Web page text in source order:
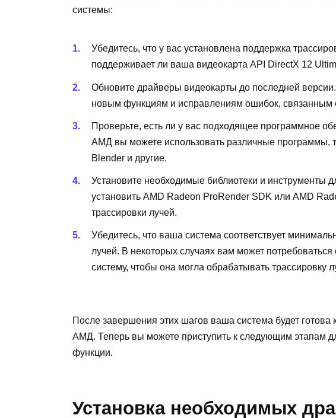
системы:
Убедитесь, что у вас установлена поддержка
поддерживает ли ваша видеокарта API DirectX 12
Обновите драйверы видеокарты до последней
новым функциям и исправлениям ошибок, связанным
Проверьте, есть ли у вас подходящее программное
АМД вы можете использовать различные программы,
Blender и другие.
Установите необходимые библиотеки и инструменты
установить AMD Radeon ProRender SDK или AMD
трассировки лучей.
Убедитесь, что ваша система соответствует
лучей. В некоторых случаях вам может
систему, чтобы она могла обрабатывать трассировку
После завершения этих шагов ваша система будет готова
АМД. Теперь вы можете приступить к следующим этапам
функции.
Установка необходимых